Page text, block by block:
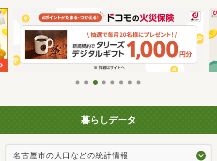
暮らしデータ
名古屋市の人口などの統計情報